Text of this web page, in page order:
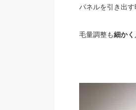
パネルを引き出
毛量調整も細かく